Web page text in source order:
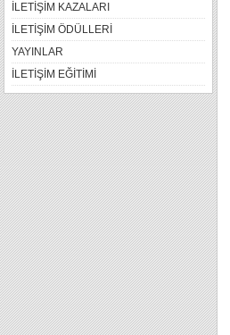
İLETİŞİM KAZALARI
İLETİŞİM ÖDÜLLERİ
YAYINLAR
İLETİŞİM EĞİTİMİ